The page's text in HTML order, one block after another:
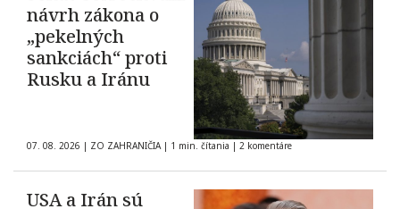
návrh zákona o
„pekelných
sankciách“ proti
Rusku a Iránu
07. 08. 2026 | ZO ZAHRANIČIA | 1 min. čítania | 2 komentáre
USA a Irán sú